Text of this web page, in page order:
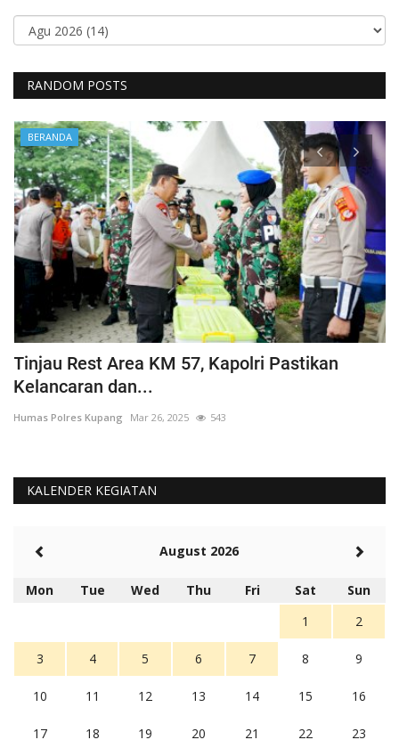
RANDOM POSTS
BERANDA
Tinjau Rest Area KM 57, Kapolri Pastikan
Kelancaran dan...
Humas Polres Kupang Mar 26, 2025 543
KALENDER KEGIATAN
August 2026
Mon Tue Wed Thu Fri Sat
Sun
1
2
3 4 5 6 7 8 9
10 11 12 13 14 15 16
17 18 19 20 21 22 23